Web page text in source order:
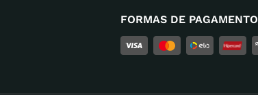
FORMAS DE PAGAMENTO